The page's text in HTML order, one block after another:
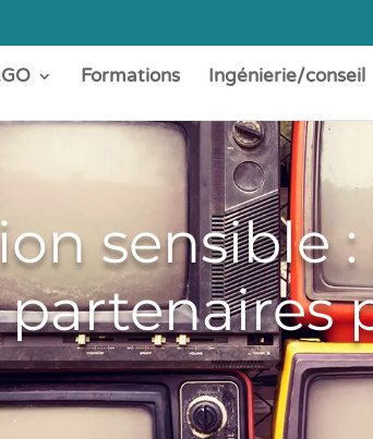
Formations Ingénierie/conseil
sensible